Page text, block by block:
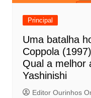
Principal
Uma batalha
Coppola
Qual a melhor
Yashinishi
Editor Ourinhos